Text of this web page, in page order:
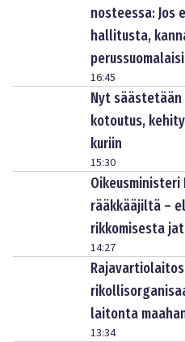
nosteessa: Jos
hallitusta,
16:45
Nyt
kotoutus,
kuriin
15:30
rääkkääjiltä –
rikkomisesta
14:27
laitonta
13:34